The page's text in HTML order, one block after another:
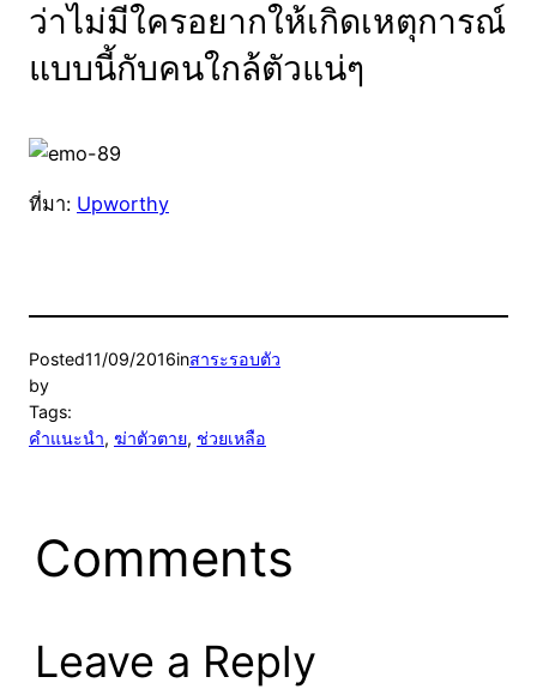
ว่าไม่มีใครอยากให้เกิดเหตุการณ์
แบบนี้กับคนใกล้ตัวแน่ๆ
ที่มา: Upworthy
Posted11/09/2016inสาระรอบตัว
by
Tags:
คำแนะนำ, ฆ่าตัวตาย, ช่วยเหลือ
Comments
Leave a Reply